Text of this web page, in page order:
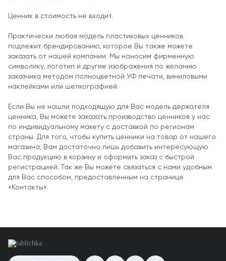
Ценник в стоимость не входит.
Практически любая модель пластиковых ценников
подлежит брендированию, которое Вы также можете
заказать от нашей компании. Мы наносим фирменную
символику, логотип и другие изображения по желанию
заказчика методом полноцветной УФ печати, виниловыми
наклейками или шелкографией.
Если Вы не нашли подходящую для Вас модель держателя
ценника, Вы можете заказать производство ценников у нас
по индивидуальному макету с доставкой по регионам
страны. Для того, чтобы купить ценники на товар от нашего
магазина, Вам достаточно лишь добавить интересующую
Вас продукцию в корзину и оформить заказ с быстрой
регистрацией. Так же Вы можете связаться с нами удобным
для Вас способом, предоставленным на странице
«Контакты».